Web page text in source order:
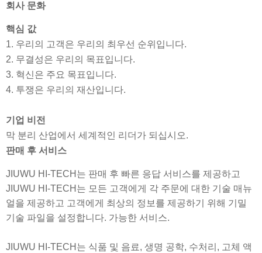
회사 문화
핵심 값
1. 우리의 고객은 우리의 최우선 순위입니다.
2. 무결성은 우리의 목표입니다.
3. 혁신은 주요 목표입니다.
4. 투쟁은 우리의 재산입니다.
기업 비전
막 분리 산업에서 세계적인 리더가 되십시오.
판매 후 서비스
JIUWU HI-TECH는 판매 후 빠른 응답 서비스를 제공하고
JIUWU HI-TECH는 모든 고객에게 각 주문에 대한 기술 매뉴
얼을 제공하고 고객에게 최상의 정보를 제공하기 위해 기밀
기술 파일을 설정합니다. 가능한 서비스.
JIUWU HI-TECH는 식품 및 음료, 생명 공학, 수처리, 고체 액